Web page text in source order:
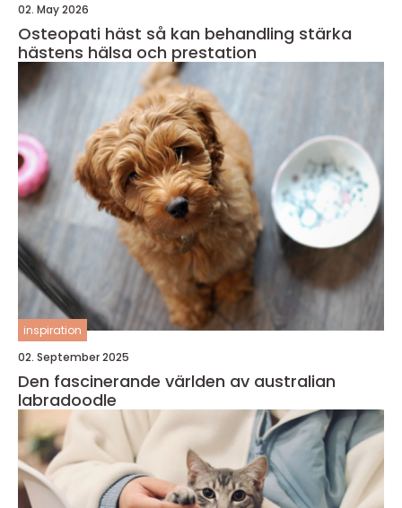
02. May 2026
Osteopati häst så kan behandling stärka
hästens hälsa och prestation
inspiration
02. September 2025
Den fascinerande världen av australian
labradoodle